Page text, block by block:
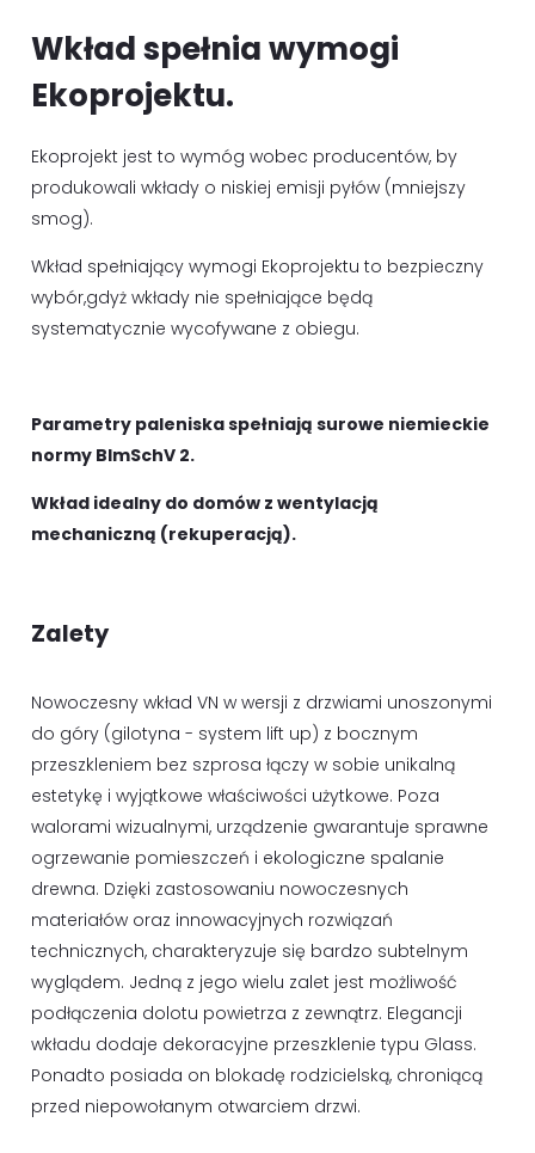
Wkład spełnia wymogi
Ekoprojektu.
Ekoprojekt jest to wymóg wobec producentów, by
produkowali wkłady o niskiej emisji pyłów (mniejszy
smog).
Wkład spełniający wymogi Ekoprojektu to bezpieczny
wybór,gdyż wkłady nie spełniające będą
systematycznie wycofywane z obiegu.
Parametry paleniska spełniają surowe niemieckie
normy BImSchV 2.
Wkład idealny do domów z wentylacją
mechaniczną (rekuperacją).
Zalety
Nowoczesny wkład VN w wersji z drzwiami unoszonymi
do góry (gilotyna - system lift up) z bocznym
przeszkleniem bez szprosa łączy w sobie unikalną
estetykę i wyjątkowe właściwości użytkowe. Poza
walorami wizualnymi, urządzenie gwarantuje sprawne
ogrzewanie pomieszczeń i ekologiczne spalanie
drewna. Dzięki zastosowaniu nowoczesnych
materiałów oraz innowacyjnych rozwiązań
technicznych, charakteryzuje się bardzo subtelnym
wyglądem. Jedną z jego wielu zalet jest możliwość
podłączenia dolotu powietrza z zewnątrz. Elegancji
wkładu dodaje dekoracyjne przeszklenie typu Glass.
Ponadto posiada on blokadę rodzicielską, chroniącą
przed niepowołanym otwarciem drzwi.